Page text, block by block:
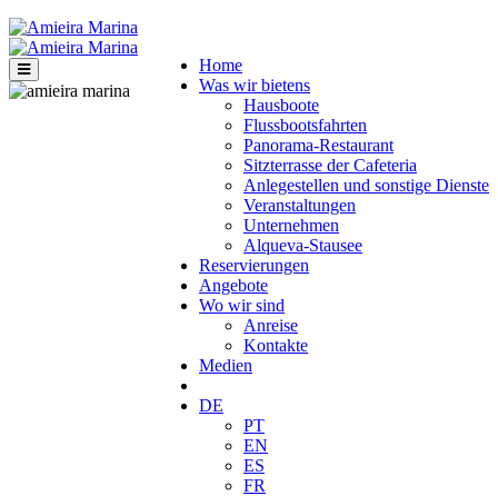
Home
Was wir bietens
Hausboote
Flussbootsfahrten
Panorama-Restaurant
Sitzterrasse der Cafeteria
Anlegestellen und sonstige Dienste
Veranstaltungen
Unternehmen
Alqueva-Stausee
Reservierungen
Angebote
Wo wir sind
Anreise
Kontakte
Medien
DE
PT
EN
ES
FR